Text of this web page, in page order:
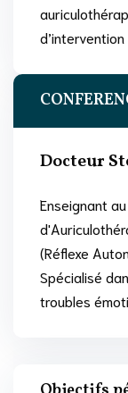
Docteur
Enseignant
(Réflexe
Spécialisé
troubles